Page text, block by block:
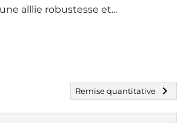
alllie robustesse et...
Remise quantitative chevron_right